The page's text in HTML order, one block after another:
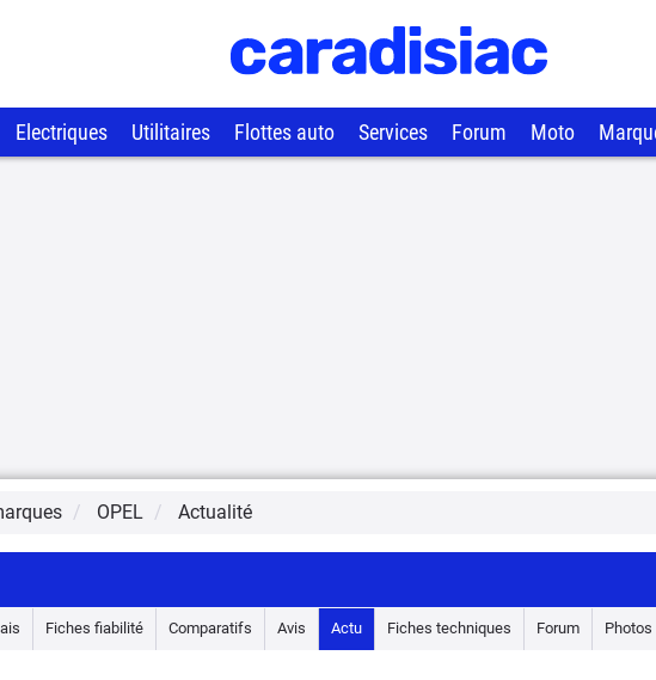
Electriques Utilitaires Flottes auto Services Forum Moto
OPEL Actualité
Fiches fiabilité Comparatifs Avis Actu Fiches techniques Forum Photos